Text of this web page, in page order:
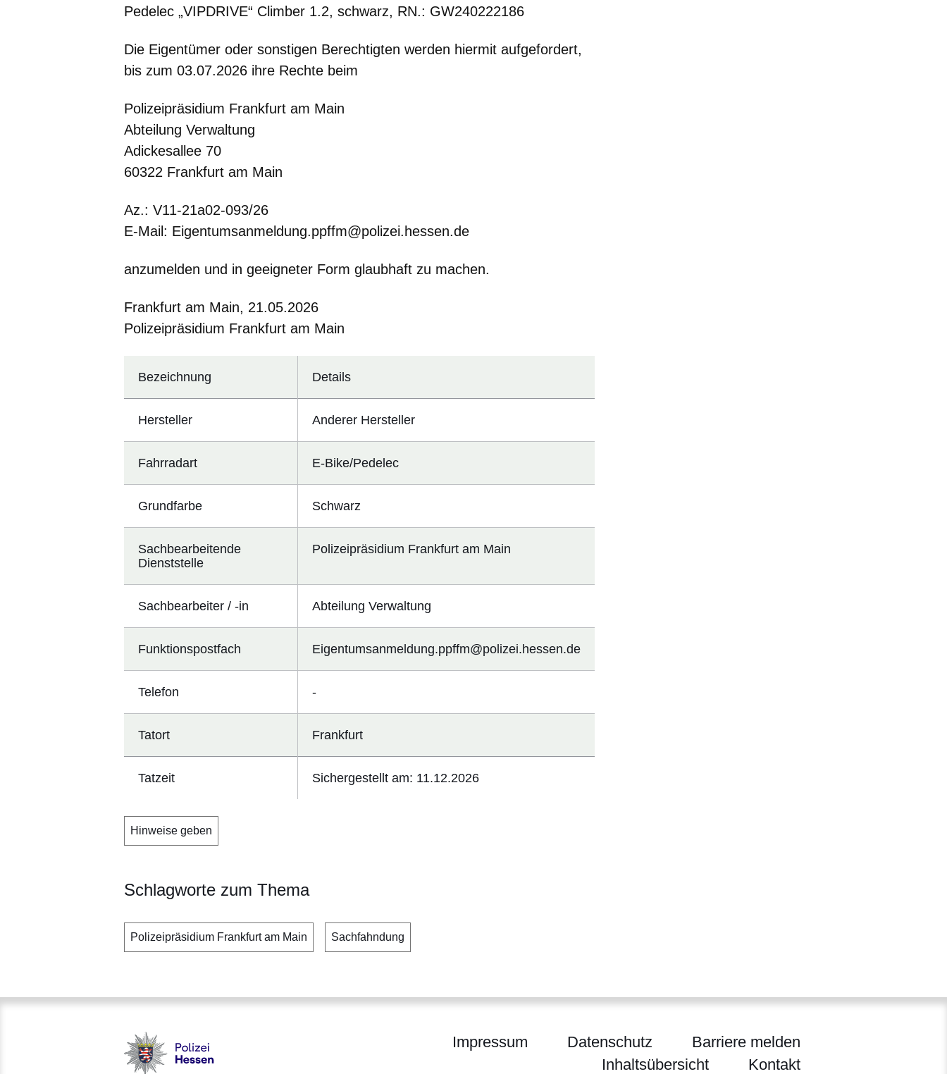
Pedelec „VIPDRIVE“ Climber 1.2, schwarz, RN.: GW240222186
Die Eigentümer oder sonstigen Berechtigten werden hiermit aufgefordert,
bis zum 03.07.2026 ihre Rechte beim
Polizeipräsidium Frankfurt am Main
Abteilung Verwaltung
Adickesallee 70
60322 Frankfurt am Main
Az.: V11-21a02-093/26
E-Mail: Eigentumsanmeldung.ppffm@polizei.hessen.de
anzumelden und in geeigneter Form glaubhaft zu machen.
Frankfurt am Main, 21.05.2026
Polizeipräsidium Frankfurt am Main
Bezeichnung Details
Hersteller Anderer Hersteller
Fahrradart E-Bike/Pedelec
Grundfarbe Schwarz
Sachbearbeitende
Dienststelle
Polizeipräsidium Frankfurt am Main
Sachbearbeiter / -in Abteilung Verwaltung
Funktionspostfach Eigentumsanmeldung.ppffm@polizei.hessen.de
Telefon -
Tatort Frankfurt
Tatzeit Sichergestellt am: 11.12.2026
Hinweise geben
Schlagworte zum Thema
Polizeipräsidium Frankfurt am Main Sachfahndung
Impressum Datenschutz
Barriere melden
Inhaltsübersicht
Kontakt